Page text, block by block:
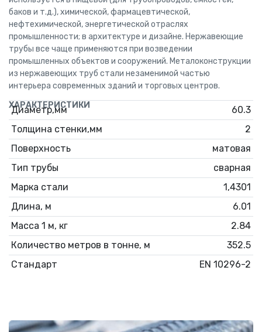
баков и т.д.), химической, фармацевтической,
нефтехимической, энергетической отраслях
промышленности; в архитектуре и дизайне. Нержавеющие
трубы все чаще применяются при возведении
промышленных объектов и сооружений. Металоконструкции
из нержавеющих труб стали незаменимой частью
интерьера современных зданий и торговых центров.
ХАРАКТЕРИСТИКИ
Диаметр,мм
60.3
Толщина стенки,мм
2
Поверхность
матовая
Тип трубы
сварная
Марка стали
1,4301
Длина, м
6.01
Масса 1 м, кг
2.84
Количество метров в тонне, м
352.5
Стандарт
EN 10296-2